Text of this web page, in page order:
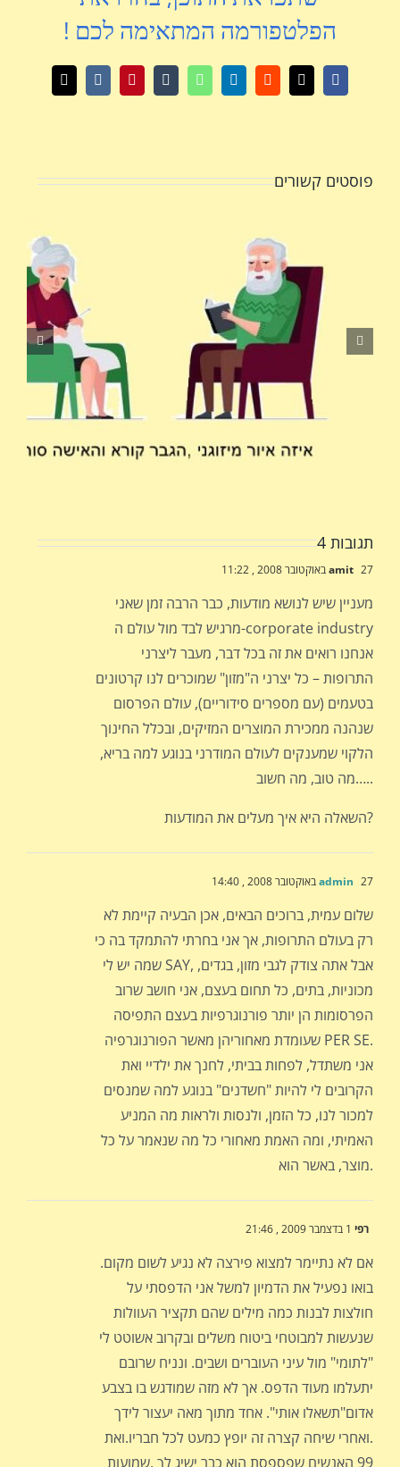
הפלטפורמה המתאימה לכם !
Facebook
X
Reddit
LinkedIn
WhatsApp
Tumblr
Pinterest
Vk
כתובת
דואר
פוסטים קשורים
תגובות 4
amit 27 באוקטובר 2008 , 11:22
מעניין שיש לנושא מודעות, כבר הרבה זמן שאני
מרגיש לבד מול עולם ה-corporate industry
אנחנו רואים את זה בכל דבר, מעבר ליצרני
התרופות – כל יצרני ה"מזון" שמוכרים לנו קרטונים
בטעמים (עם מספרים סידוריים), עולם הפרסום
שנהנה ממכירת המוצרים המזיקים, ובכלל החינוך
הלקוי שמענקים לעולם המודרני בנוגע למה בריא,
מה טוב, מה חשוב…..
השאלה היא איך מעלים את המודעות?
admin 27 באוקטובר 2008 , 14:40
שלום עמית, ברוכים הבאים, אכן הבעיה קיימת לא
רק בעולם התרופות, אך אני בחרתי להתמקד בה כי
שמה יש לי SAY, אבל אתה צודק לגבי מזון, בגדים,
מכוניות, בתים, כל תחום בעצם, אני חושב שרוב
הפרסומות הן יותר פורנוגרפיות בעצם התפיסה
שעומדת מאחוריהן מאשר הפורנוגרפיה PER SE.
אני משתדל, לפחות בביתי, לחנך את ילדיי ואת
הקרובים לי להיות "חשדנים" בנוגע למה שמנסים
למכור לנו, כל הזמן, ולנסות ולראות מה המניע
האמיתי, ומה האמת מאחורי כל מה שנאמר על כל
מוצר, באשר הוא.
רפי
אם לא נתיימר למצוא פירצה לא נגיע לשום מקום.
בואו נפעיל את הדמיון למשל אני הדפסתי על
חולצות לבנות כמה מילים שהם תקציר העוולות
שנעשות למבוטחי ביטוח משלים ובקרוב אשוטט לי
"לתומי" מול עיני העוברים ושבים. ונניח שרובם
יתעלמו מעוד הדפס. אך לא מזה שמודגש בו בצבע
אדום"תשאלו אותי". אחד מתוך מאה יעצור לידך
.ואחרי שיחה קצרה זה יופץ כמעט לכל חבריו.ואת
99 האנשים שפספסת הוא כבר ישיג לך .שמועות